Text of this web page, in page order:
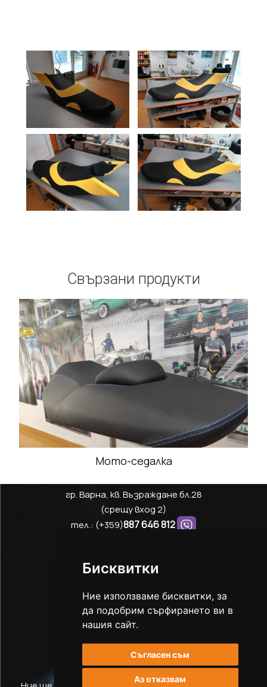
Бисквитки
Ние използваме бисквитки, за
да подобрим сърфирането ви в
нашия сайт.
Съгласен съм
Аз отказвам
Свързани продукти
Мото-седалка
гр. Варна, кв. Възраждане бл.28
(срещу вход 2)
тел.: (+359)887 646 812
ShareFacebookMessenger
ViberWhatsApp